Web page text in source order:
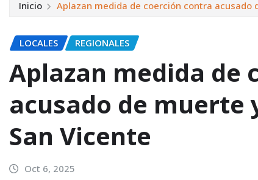
Inicio Aplazan medida de coerción contra acusado
LOCALES REGIONALES
Aplazan medida de
acusado de muerte
San Vicente
Oct 6, 2025